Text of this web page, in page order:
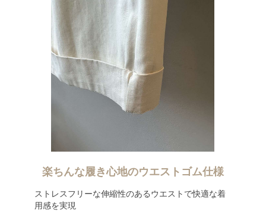
楽ちんな履き心地のウエストゴム仕様
ストレスフリーな伸縮性のあるウエストで快適な着
用感を実現